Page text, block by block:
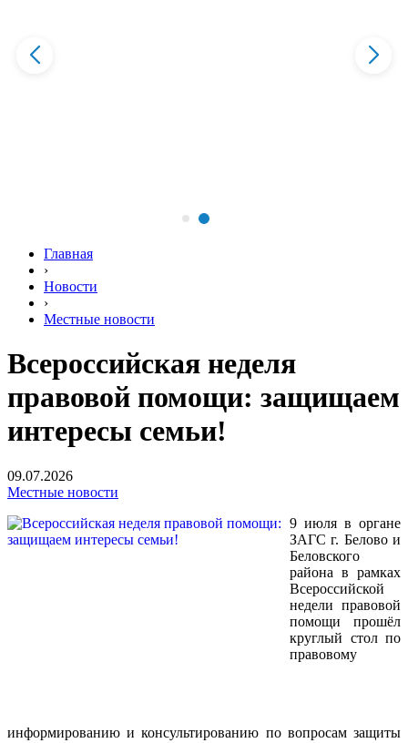
Главная
›
Новости
›
Местные новости
Всероссийская неделя
правовой помощи: защищаем
интересы семьи!
09.07.2026
Местные новости
9 июля в органе
ЗАГС г. Белово и
Беловского
района в рамках
Всероссийской
недели правовой
помощи прошёл
круглый стол по
правовому
информированию и консультированию по вопросам защиты